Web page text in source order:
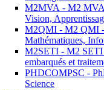
M2MVA - M2 MVA
Vision,
M2QMI - M2 QMI -
Mathématiques,
M2SETI - M2 SETI
embarqués et
PHDCOMPSC -
Science